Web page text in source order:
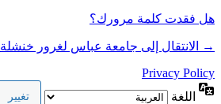
هل فقدت كلمة مرورك؟
→ الانتقال إلى جامعة عباس لغرور خنشلة
Privacy Policy
اللغة